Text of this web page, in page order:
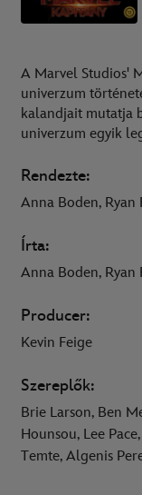
A Marvel Studios'
univerzum
kalandjait mutatja
univerzum egyik
Rendezte:
Anna Boden, Ryan
Írta:
Anna Boden, Ryan
Producer:
Kevin Feige
Szereplők:
Brie Larson, Ben
Hounsou, Lee
Temte, Algenis